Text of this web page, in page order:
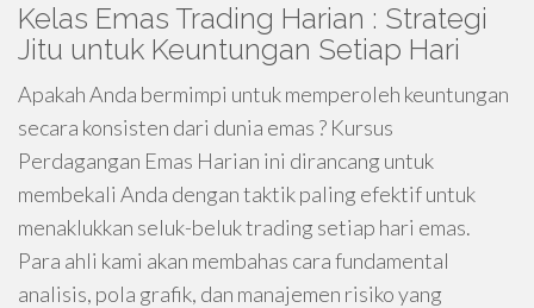
Kelas Emas Trading Harian : Strategi
Jitu untuk Keuntungan Setiap Hari
Apakah Anda bermimpi untuk memperoleh keuntungan
secara konsisten dari dunia emas ? Kursus
Perdagangan Emas Harian ini dirancang untuk
membekali Anda dengan taktik paling efektif untuk
menaklukkan seluk-beluk trading setiap hari emas.
Para ahli kami akan membahas cara fundamental
analisis, pola grafik, dan manajemen risiko yang